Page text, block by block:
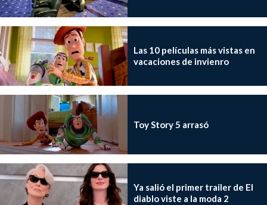
Las 10 películas más vistas en
vacaciones de invienro
Toy Story 5 arrasó
Ya salió el primer trailer de El
diablo viste a la moda 2